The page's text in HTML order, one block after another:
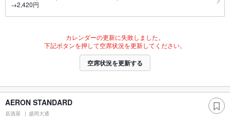
→2,420円
カレンダーの更新に失敗しました。
下記ボタンを押して空席状況を更新してください。
空席状況を更新する
AERON STANDARD
居酒屋 盛岡大通